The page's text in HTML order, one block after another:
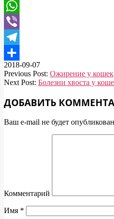
Mail.Ru
WhatsApp
Viber
Telegram
Отправить
2018-09-07
Previous Post: Ожирение у кошек
Next Post: Болезни хвоста у
ДОБАВИТЬ
Ваш e-mail не будет
Комментарий
Имя *